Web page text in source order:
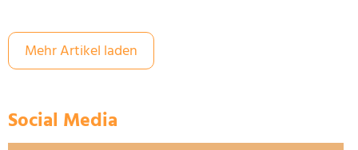
Mehr Artikel laden
Social Media